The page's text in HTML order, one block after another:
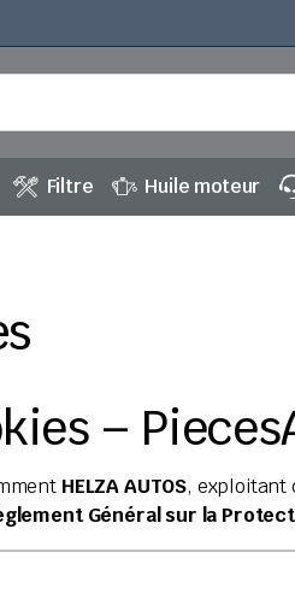
Filtre Huile moteur
–
HELZA AUTOS, exploitant
Général sur la